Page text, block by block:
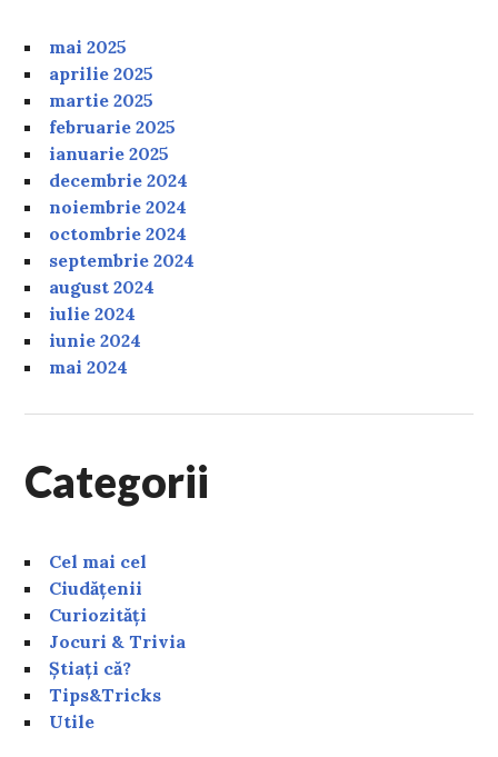
mai 2025
aprilie 2025
martie 2025
februarie 2025
ianuarie 2025
decembrie 2024
noiembrie 2024
octombrie 2024
septembrie 2024
august 2024
iulie 2024
iunie 2024
mai 2024
Categorii
Cel mai cel
Ciudățenii
Curiozități
Jocuri & Trivia
Știați că?
Tips&Tricks
Utile